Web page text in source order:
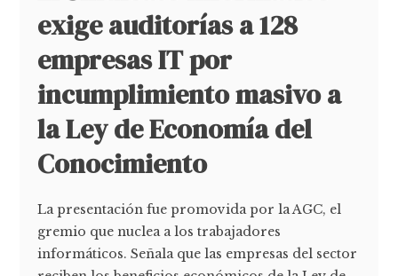
exige auditorías a 128
empresas IT por
incumplimiento masivo a
la Ley de Economía del
Conocimiento
La presentación fue promovida por la AGC, el
gremio que nuclea a los trabajadores
informáticos. Señala que las empresas del sector